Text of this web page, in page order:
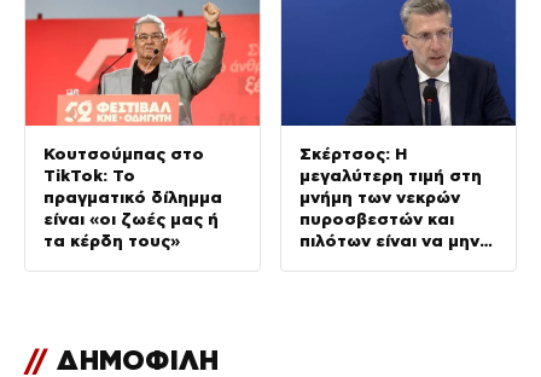
Κουτσούμπας στο
TikTok: Το
πραγματικό δίλημμα
είναι «οι ζωές μας ή
τα κέρδη τους»
Σκέρτσος: Η
μεγαλύτερη τιμή στη
μνήμη των νεκρών
πυροσβεστών και
πιλότων είναι να μην
// ΔΗΜΟΦΙΛΗ